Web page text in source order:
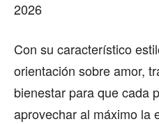
2026
Con su característico
orientación sobre amor,
bienestar para que cada
aprovechar al máximo la